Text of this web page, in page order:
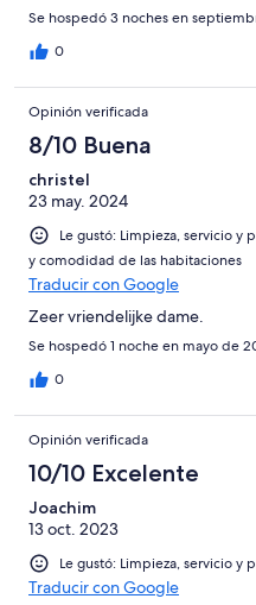
Se hospedó 3 noches en
0
Opinión verificada
8/10 Buena
christel
23 may. 2024
Le gustó: Limpieza, servicio
y comodidad de las habitaciones
Traducir con Google
Zeer vriendelijke dame.
Se hospedó 1 noche en mayo de
0
Opinión verificada
10/10 Excelente
Joachim
13 oct. 2023
Le gustó: Limpieza, servicio
Traducir con Google